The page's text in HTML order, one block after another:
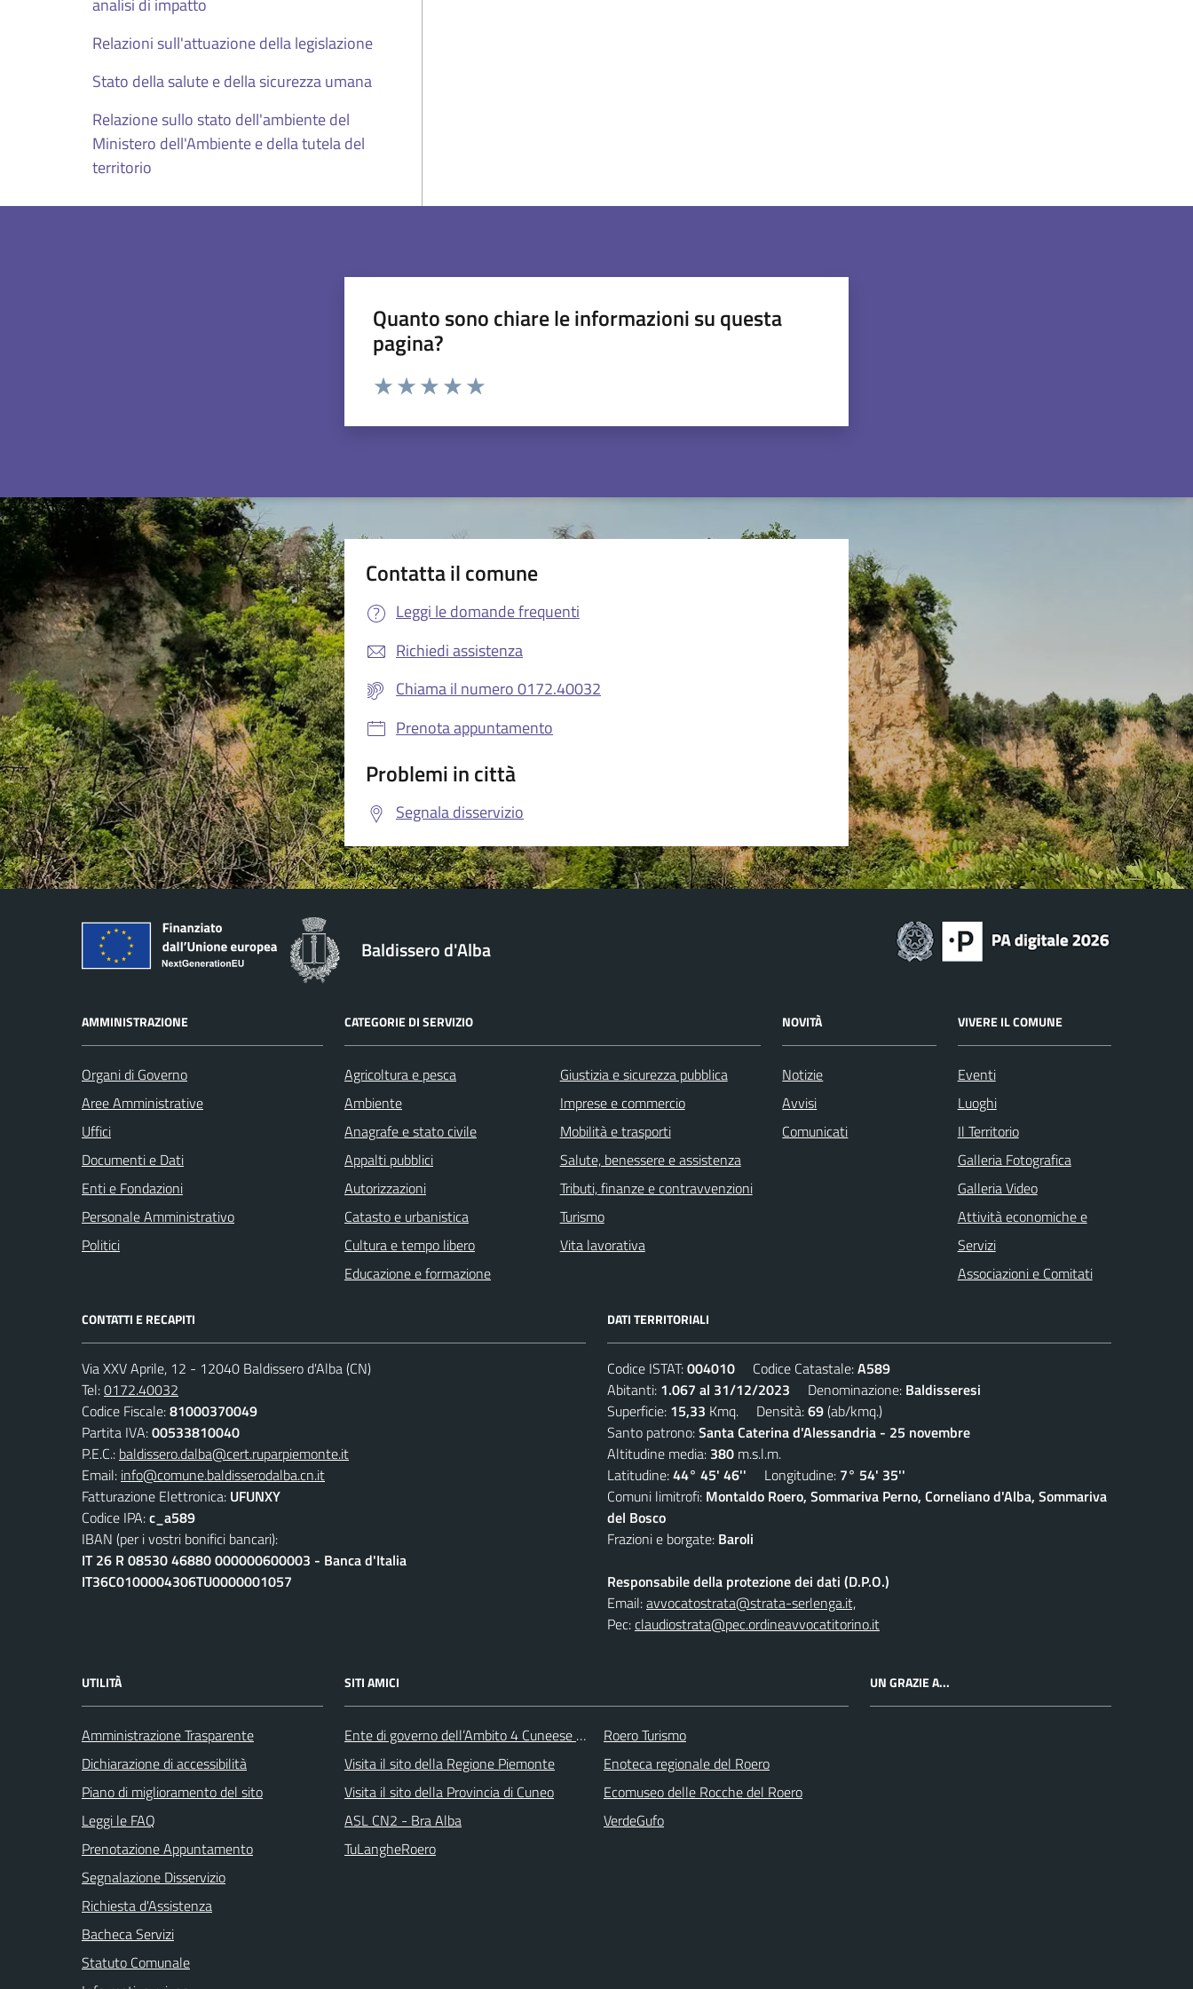
analisi di impatto
Relazioni sull'attuazione della legislazione
Stato della salute e della sicurezza umana
Relazione sullo stato dell'ambiente del
Ministero dell'Ambiente e della tutela del
territorio
Quanto sono chiare le informazioni su questa
pagina?
Valuta da 1 a 5 stelle la pagina
Contatta il comune
Leggi le domande frequenti
Richiedi assistenza
Chiama il numero 0172.40032
Prenota appuntamento
Problemi in città
Segnala disservizio
Baldissero d'Alba
AMMINISTRAZIONE
Organi di Governo
Aree Amministrative
Uffici
Documenti e Dati
Enti e Fondazioni
Personale Amministrativo
Politici
CATEGORIE DI SERVIZIO
Agricoltura e pesca
Ambiente
Anagrafe e stato civile
Appalti pubblici
Autorizzazioni
Catasto e urbanistica
Cultura e tempo libero
Educazione e formazione
Giustizia e sicurezza pubblica
Imprese e commercio
Mobilità e trasporti
Salute, benessere e assistenza
Tributi, finanze e contravvenzioni
Turismo
Vita lavorativa
NOVITÀ
Notizie
Avvisi
Comunicati
VIVERE IL COMUNE
Eventi
Luoghi
Il Territorio
Galleria Fotografica
Galleria Video
Attività economiche e
Servizi
Associazioni e Comitati
CONTATTI E RECAPITI
Via XXV Aprile, 12 - 12040 Baldissero d'Alba (CN)
Tel:0172.40032
Codice Fiscale:81000370049
Partita IVA:00533810040
P.E.C.: baldissero.dalba@cert.ruparpiemonte.it
Email: info@comune.baldisserodalba.cn.it
Fatturazione Elettronica: UFUNXY
Codice IPA:c_a589
IBAN (per i vostri bonifici bancari):
IT 26 R 08530 46880 000000600003 - Banca d'Italia
IT36C0100004306TU0000001057
DATI TERRITORIALI
Codice ISTAT:004010 Codice Catastale:A589
Abitanti: 1.067 al 31/12/2023 Denominazione: Baldisseresi
Superficie: 15,33 Kmq. Densità:69(ab/kmq.)
Santo patrono:Santa Caterina d'Alessandria - 25 novembre
Altitudine media: 380 m.s.l.m.
Latitudine:44° 45' 46'' Longitudine: 7° 54' 35''
Comuni limitrofi: Montaldo Roero, Sommariva Perno, Corneliano d'Alba, Sommariva
del Bosco
Frazioni e borgate: Baroli
Responsabile della protezione dei dati (D.P.O.)
Email:avvocatostrata@strata-serlenga.it,
Pec:claudiostrata@pec.ordineavvocatitorino.it
UTILITÀ
Amministrazione Trasparente
Dichiarazione di accessibilità
Piano di miglioramento del sito
Leggi le FAQ
Prenotazione Appuntamento
Segnalazione Disservizio
Richiesta d'Assistenza
Bacheca Servizi
Statuto Comunale
SITI AMICI
Ente di governo dell’Ambito 4 Cuneese per i Servizi Idrici
Visita il sito della Regione Piemonte
Visita il sito della Provincia di Cuneo
ASL CN2 - Bra Alba
TuLangheRoero
Roero Turismo
Enoteca regionale del Roero
Ecomuseo delle Rocche del Roero
VerdeGufo
UN GRAZIE A...